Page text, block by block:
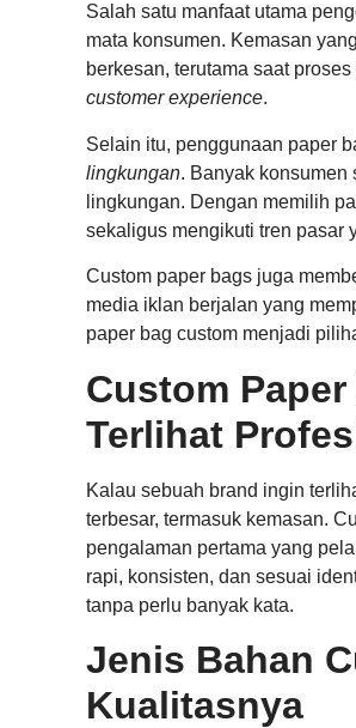
Salah satu manfaat utama
mata konsumen. Kemasan
berkesan, terutama saat
customer experience.
Selain itu, penggunaan paper
lingkungan. Banyak
lingkungan. Dengan memilih
sekaligus mengikuti tren pasar
Custom paper bags juga
media iklan berjalan yang
paper bag custom menjadi
Custom
Terlihat
Kalau sebuah brand ingin
terbesar, termasuk kemasan.
pengalaman pertama yang
rapi, konsisten, dan sesuai
tanpa perlu banyak kata.
Jenis Bahan
Kualitasnya